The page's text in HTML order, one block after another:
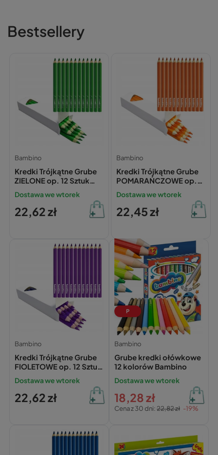
Bestsellery
Bambino
Kredki Trójkątne Grube
ZIELONE op. 12 Sztuk
Bambino
Dostawa we wtorek
22,62 zł
Bambino
Kredki Trójkątne Grube
POMARAŃCZOWE op.
12 Sztuk Bambino
Dostawa we wtorek
22,45 zł
Bambino
Kredki Trójkątne Grube
FIOLETOWE op. 12 Sztuk
Bambino
Dostawa we wtorek
22,62 zł
P
Bambino
Grube kredki ołówkowe
12 kolorów Bambino
Dostawa we wtorek
18,28 zł
Cena z 30 dni:22,82 zł -19%